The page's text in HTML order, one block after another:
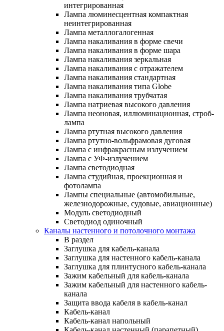
интегрированная
Лампа люминесцентная компактная
неинтегрированная
Лампа металлогалогенная
Лампа накаливания в форме свечи
Лампа накаливания в форме шара
Лампа накаливания зеркальная
Лампа накаливания с отражателем
Лампа накаливания стандартная
Лампа накаливания типа Globe
Лампа накаливания трубчатая
Лампа натриевая высокого давления
Лампа неоновая, иллюминационная, строб-
лампа
Лампа ртутная высокого давления
Лампа ртутно-вольфрамовая дуговая
Лампа с инфракрасным излучением
Лампа с УФ-излучением
Лампа светодиодная
Лампа студийная, проекционная и
фотолампа
Лампы специальные (автомобильные,
железнодорожные, судовые, авиационные)
Модуль светодиодный
Светодиод одиночный
Каналы настенного и потолочного монтажа
В раздел
Заглушка для кабель-канала
Заглушка для настенного кабель-канала
Заглушка для плинтусного кабель-канала
Зажим кабельный для кабель-канала
Зажим кабельный для настенного кабель-
канала
Защита ввода кабеля в кабель-канал
Кабель-канал
Кабель-канал напольный